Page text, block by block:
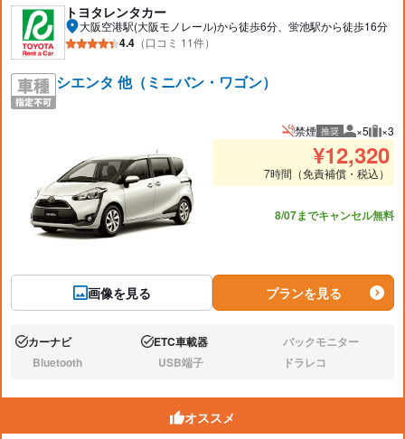
トヨタレンタカー
大阪空港駅(大阪モノレール)から徒歩6分、蛍池駅から徒歩16分
4.4 （口コミ 11件）
シエンタ 他（ミニバン・ワゴン）
画像を見る
禁煙 推奨 推奨人数
×5 推奨
×3
¥12,320
7時間（免責補償・税込）
8/07までキャンセル無料
プランを見る
あり:カーナビ あり:ETC車載器 なし:バックモニター
なし:Bluetooth なし:USB端子 なし:ドラレコ
オススメ